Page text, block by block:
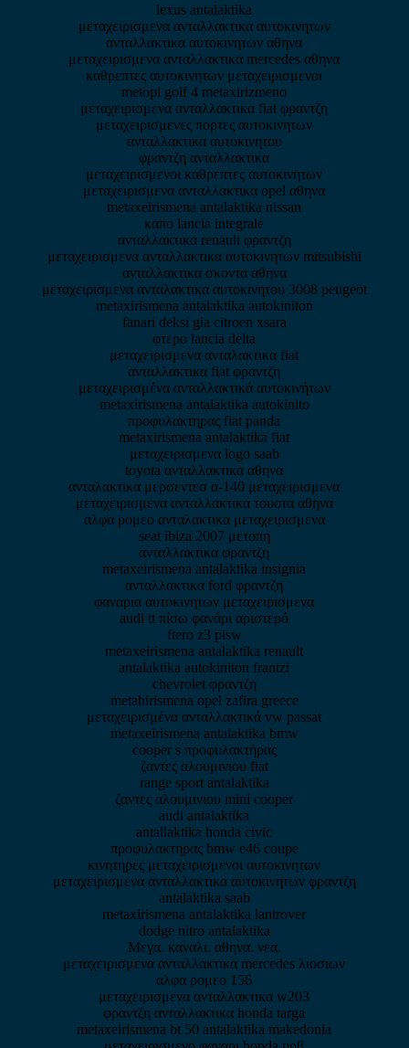
lexus antalaktika
μεταχειρισμενα ανταλλακτικα αυτοκινητων
ανταλλακτικα αυτοκινητων αθηνα
μεταχειρισμενα ανταλλακτικα mercedes αθηνα
καθρεπτες αυτοκινητων μεταχειρισμενοι
metopi golf 4 metaxirizmeno
μεταχειρισμενα ανταλλακτικα fiat φραντζη
μεταχειρισμενες πορτες αυτοκινητων
ανταλλακτικα αυτοκινητου
φραντζη ανταλλακτικα
μεταχειρισμενοι καθρεπτες αυτοκινητων
μεταχειρισμενα ανταλλακτικα opel αθηνα
metaxeirismena antalaktika nissan
καπο lancia integrale
ανταλλακτικα renault φραντζη
μεταχειρισμενα ανταλλακτικα αυτοκινητων mitsubishi
ανταλλακτικα σκοντα αθηνα
μεταχειρισμενα ανταλακτικα αυτοκινητου 3008 peugeot
metaxirismena antalaktika autokiniton
fanari deksi gia citroen xsara
φτερο lancia delta
μεταχειρισμενα ανταλακτικα fiat
ανταλλακτικα fiat φραντζη
μεταχειρισμένα ανταλλακτικά αυτοκινήτων
metaxirismena antalaktika autokinito
προφυλακτηρας fiat panda
metaxirismena antalaktika fiat
μεταχειρισμενα logo saab
toyota ανταλλακτικα αθηνα
ανταλακτικα μερσεντεσ α-140 μεταχειρισμενα
μεταχειρισμενα ανταλλακτικα τουοτα αθηνα
αλφα ρομεο ανταλακτικα μεταχειρισμενα
seat ibiza 2007 μετοπη
ανταλλακτικα φραντζη
metaxeirismena antalaktika insignia
ανταλλακτικα ford φραντζη
φαναρια αυτοκινητων μεταχειρισμενα
audi tt πίσω φανάρι αριστερό
ftero z3 pisw
metaxeirismena antalaktika renault
antalaktika autokiniton frantzi
chevrolet φραντζη
metahirismena opel zafira greece
μεταχειρισμένα ανταλλακτικά vw passat
metaxeirismena antalaktika bmw
cooper s προφυλακτήρας
ζαντες αλουμινιου fiat
range sport antalaktika
ζαντες αλουμινιου mini cooper
audi antalaktika
antallaktika honda civic
προφυλακτηρας bmw e46 coupe
κινητηρες μεταχειρισμενοι αυτοκινητων
μεταχειρισμενα ανταλλακτικα αυτοκινητων φραντζη
antalaktika saab
metaxirismena antalaktika lantrover
dodge nitro antalaktika
Μεγα. καναλι. αθηνα. νεα.
μεταχειρισμενα ανταλλακτικα mercedes λιοσιων
αλφα ρομεο 156
μεταχειρισμενα ανταλλακτικα w203
φραντζη ανταλλακτικα honda targa
metaxeirismena bt 50 antalaktika makedonia